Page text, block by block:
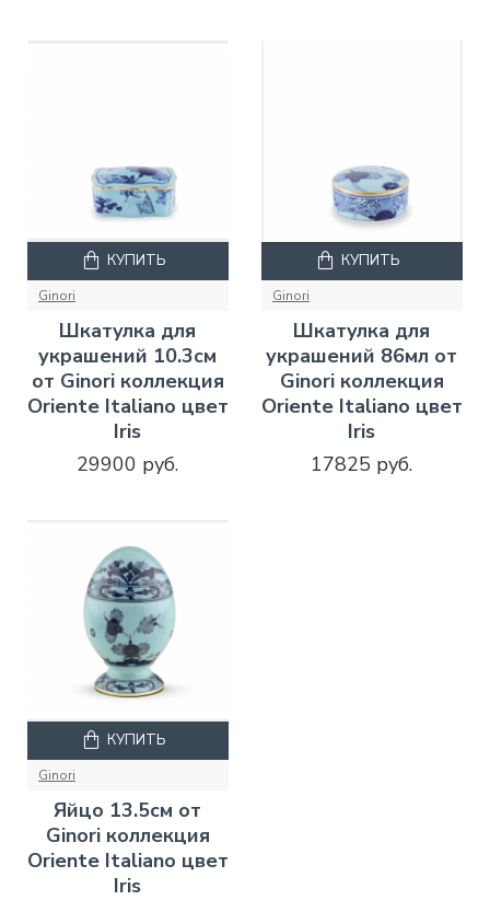
Ginori
Шкатулка для
украшений 10.3см
от Ginori коллекция
Oriente Italiano цвет
Iris
29900 руб.
КУПИТЬ
Ginori
Шкатулка для
украшений 86мл от
Ginori коллекция
Oriente Italiano цвет
Iris
17825 руб.
КУПИТЬ
Ginori
Яйцо 13.5см от
Ginori коллекция
Oriente Italiano цвет
Iris
КУПИТЬ